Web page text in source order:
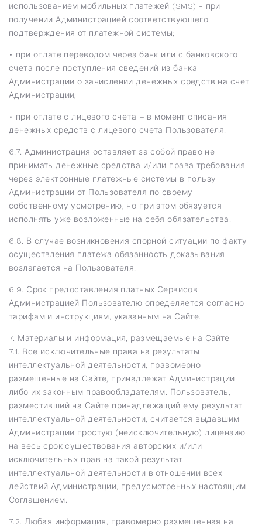
использованием мобильных платежей (SMS) - при
получении Администрацией соответствующего
подтверждения от платежной системы;
• при оплате переводом через банк или с банковского
счета после поступления сведений из банка
Администрации о зачислении денежных средств на счет
Администрации;
• при оплате с лицевого счета – в момент списания
денежных средств с лицевого счета Пользователя.
6.7. Администрация оставляет за собой право не
принимать денежные средства и/или права требования
через электронные платежные системы в пользу
Администрации от Пользователя по своему
собственному усмотрению, но при этом обязуется
исполнять уже возложенные на себя обязательства.
6.8. В случае возникновения спорной ситуации по факту
осуществления платежа обязанность доказывания
возлагается на Пользователя.
6.9. Срок предоставления платных Сервисов
Администрацией Пользователю определяется согласно
тарифам и инструкциям, указанным на Сайте.
7. Материалы и информация, размещаемые на Сайте
7.1. Все исключительные права на результаты
интеллектуальной деятельности, правомерно
размещенные на Сайте, принадлежат Администрации
либо их законным правообладателям. Пользователь,
разместивший на Сайте принадлежащий ему результат
интеллектуальной деятельности, считается выдавшим
Администрации простую (неисключительную) лицензию
на весь срок существования авторских и/или
исключительных прав на такой результат
интеллектуальной деятельности в отношении всех
действий Администрации, предусмотренных настоящим
Соглашением.
7.2. Любая информация, правомерно размещенная на